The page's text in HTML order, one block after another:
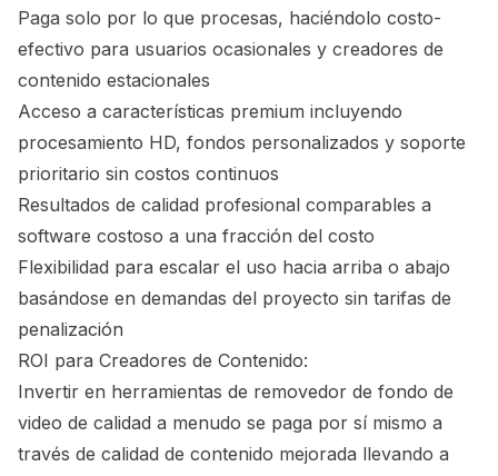
Paga solo por lo que procesas, haciéndolo costo-
efectivo para usuarios ocasionales y creadores de
contenido estacionales
Acceso a características premium incluyendo
procesamiento HD, fondos personalizados y soporte
prioritario sin costos continuos
Resultados de calidad profesional comparables a
software costoso a una fracción del costo
Flexibilidad para escalar el uso hacia arriba o abajo
basándose en demandas del proyecto sin tarifas de
penalización
ROI para Creadores de Contenido:
Invertir en herramientas de removedor de fondo de
video de calidad a menudo se paga por sí mismo a
través de calidad de contenido mejorada llevando a